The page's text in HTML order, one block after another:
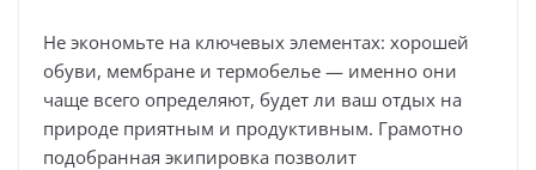
Не экономьте на ключевых элементах: хорошей
обуви, мембране и термобелье — именно они
чаще всего определяют, будет ли ваш отдых на
природе приятным и продуктивным. Грамотно
подобранная экипировка позволит